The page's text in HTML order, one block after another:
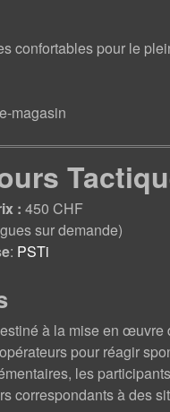
confortables pour le
magasin
: 450 CHF
sur demande)
: PSTi
à la mise en
pour réagir
les
correspondants à des